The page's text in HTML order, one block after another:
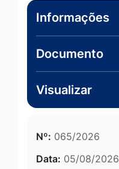
Informações
Documento
Visualizar
Nº: 065/2026
Data: 05/08/2026